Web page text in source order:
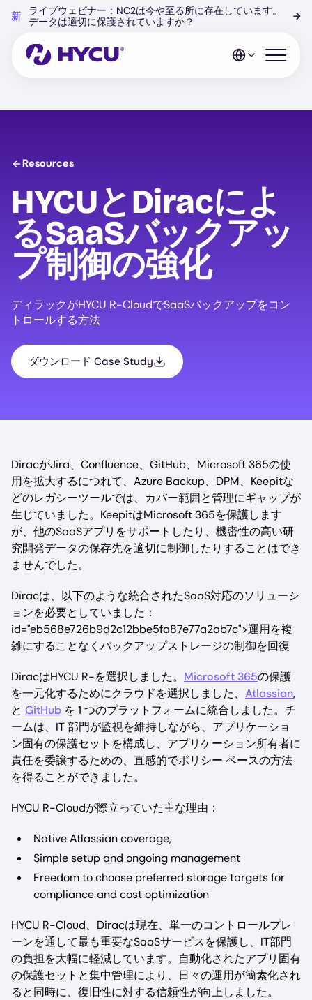
content
新
ライブウェビナー：NC2は今や至る所に存在しています。
データは適切に保護されていますか？
→
Open
Resources
HYCUとDiracによ
るSaaSバックアッ
プ制御の強化
ディラックがHYCU R-CloudでSaaSバックアップをコン
トロールする方法
ダウンロード Case Study
DiracがJira、Confluence、GitHub、Microsoft 365の使
用を拡大するにつれて、Azure Backup、DPM、Keepitな
どのレガシーツールでは、カバー範囲と管理にギャップが
生じていました。KeepitはMicrosoft 365を保護します
が、他のSaaSアプリをサポートしたり、機密性の高い研
究開発データの保存先を適切に制御したりすることはでき
ませんでした。
Diracは、以下のような統合されたSaaS対応のソリューシ
ョンを必要としていました：
id="eb568e726b9d2c12bbe5fa87e77a2ab7c">運用を複
雑にすることなくバックアップストレージの制御を回復
DiracはHYCU R-を選択しました。 Microsoft 365の保護
を一元化するためにクラウドを選択しました、 Atlassian,
と GitHub を 1 つのプラットフォームに統合しました。チ
ームは、IT 部門が監視を維持しながら、アプリケーショ
ン固有の保護セットを構成し、アプリケーション所有者に
責任を委譲するための、直感的でポリシー ベースの方法
を得ることができました。
HYCU R-Cloudが際立っていた主な理由：
Native Atlassian coverage,
Simple setup and ongoing management
Freedom to choose preferred storage targets for
compliance and cost optimization
HYCU R-Cloud、Diracは現在、単一のコントロールプレ
ーンを通して最も重要なSaaSサービスを保護し、IT部門
の負担を大幅に軽減しています。自動化されたアプリ固有
の保護セットと集中管理により、日々の運用が簡素化され
ると同時に、復旧性に対する信頼性が向上しました。